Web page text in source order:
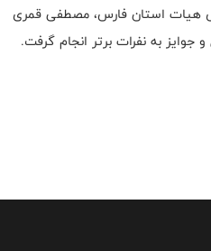
هیات استان فارس، مصطفی قمری
به نفرات برتر انجام گرفت.